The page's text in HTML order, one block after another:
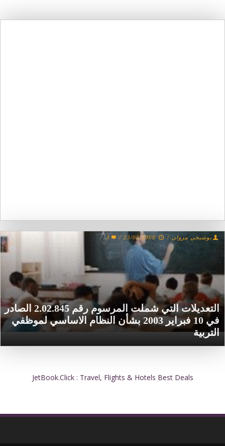
التعديلات التي شملت المرسوم رقم 2.02.845 الصادر
في 10 فبراير 2003 بشأن النظام الاساسي لموظفي
التربية
بوشيخي مروان /
23/03/2008
/
3
JetBook.Click : Travel, Flights & Hotels Best Deals